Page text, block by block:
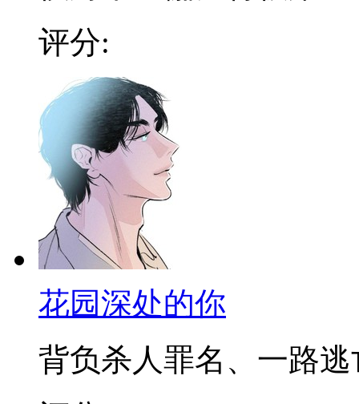
评分:
花园深处的你
背负杀人罪名、一路逃